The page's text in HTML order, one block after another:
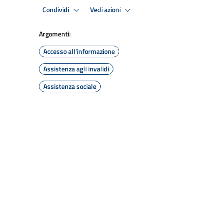
Condividi Vedi azioni
Argomenti:
Accesso all'informazione
Assistenza agli invalidi
Assistenza sociale